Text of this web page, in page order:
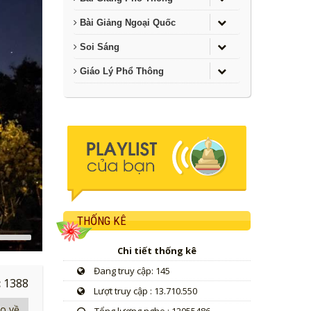
Down
1388
Bài Giảng Ngoại Quốc
Soi Sáng
Giáo Lý Phổ Thông
THỐNG KÊ
Chi tiết thống kê
Đang truy cập: 145
Lượt truy cập : 13.710.550